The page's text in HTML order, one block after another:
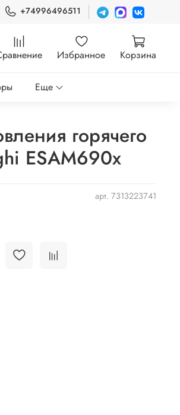
+74996496511
Избранное Корзина
Еще
арт. 7313223741
горячего
ESAM690x